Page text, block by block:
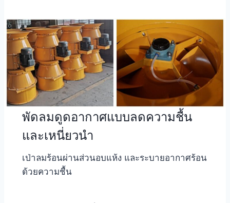
พัดลมดูดอากาศแบบลดความชื้น
และเหนี่ยวนำ
เป่าลมร้อนผ่านส่วนอบแห้ง และระบายอากาศร้อน
ด้วยความชื้น